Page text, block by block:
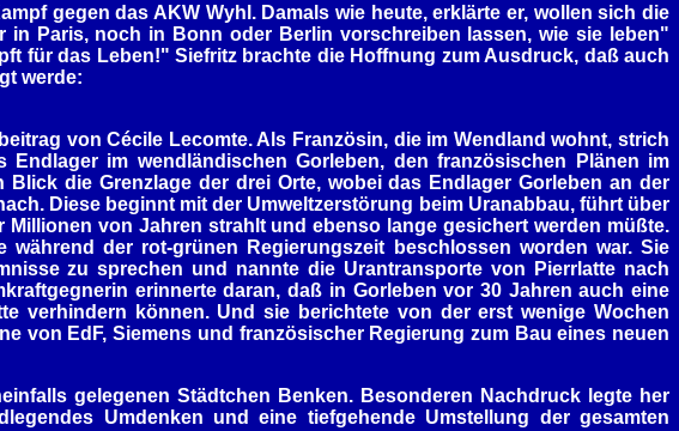
gegen das AKW Wyhl. Damals wie heute, erklärte er, wollen sich die
Paris, noch in Bonn oder Berlin vorschreiben lassen, wie sie leben"
für das Leben!" Siefritz brachte die Hoffnung zum Ausdruck, daß auch
werde:
von Cécile Lecomte. Als Französin, die im Wendland wohnt, strich
im wendländischen Gorleben, den französischen Plänen im
die Grenzlage der drei Orte, wobei das Endlager Gorleben an der
Diese beginnt mit der Umweltzerstörung beim Uranabbau, führt über
von Jahren strahlt und ebenso lange gesichert werden müßte.
der rot-grünen Regierungszeit beschlossen worden war. Sie
zu sprechen und nannte die Urantransporte von Pierrlatte nach
erinnerte daran, daß in Gorleben vor 30 Jahren auch eine
verhindern können. Und sie berichtete von der erst wenige Wochen
von EdF, Siemens und französischer Regierung zum Bau eines neuen
gelegenen Städtchen Benken. Besonderen Nachdruck legte her
Umdenken und eine tiefgehende Umstellung der gesamten